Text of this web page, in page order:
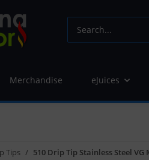
Merchandise eJuices
Tips 510 Drip Tip Stainless Steel VG